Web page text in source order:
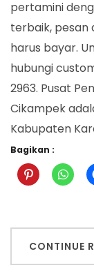
pertamini
terbaik, pesan
harus bayar.
hubungi
2963. Pusat
Cikampek
Kabupaten
Bagikan :
CONTINUE